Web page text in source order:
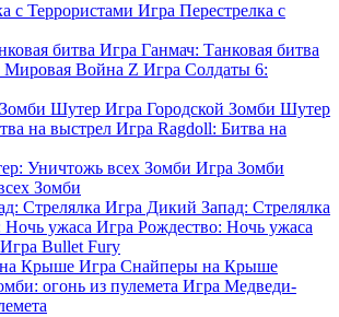
Игра Перестрелка с
Игра Ганмач: Танковая битва
Игра Солдаты 6:
Игра Городской Зомби Шутер
Игра Ragdoll: Битва на
Игра Зомби
Зомби
Игра Дикий Запад: Стрелялка
Игра Рождество: Ночь ужаса
Игра Bullet Fury
Игра Снайперы на Крыше
Игра Медведи-